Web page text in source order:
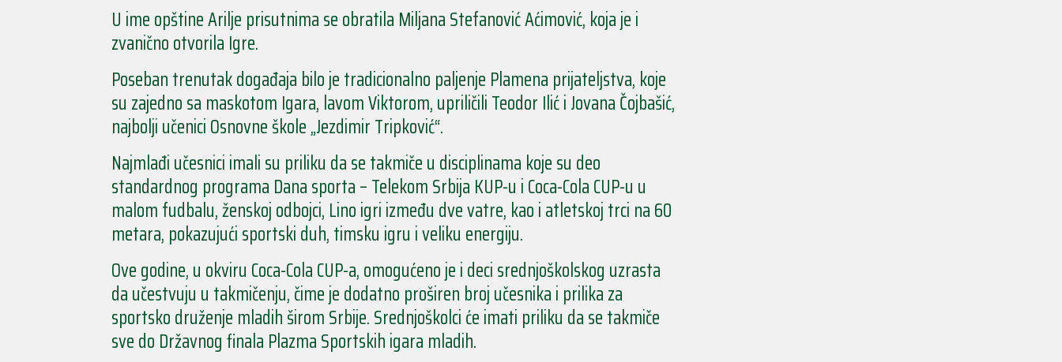
U ime opštine Arilje prisutnima se obratila Miljana Stefanović Aćimović, koja je i
zvanično otvorila Igre.
Poseban trenutak događaja bilo je tradicionalno paljenje Plamena prijateljstva, koje
su zajedno sa maskotom Igara, lavom Viktorom, upriličili Teodor Ilić i Jovana Čojbašić,
najbolji učenici Osnovne škole „Jezdimir Tripković“.
Najmlađi učesnici imali su priliku da se takmiče u disciplinama koje su deo
standardnog programa Dana sporta – Telekom Srbija KUP-u i Coca-Cola CUP-u u
malom fudbalu, ženskoj odbojci, Lino igri između dve vatre, kao i atletskoj trci na 60
metara, pokazujući sportski duh, timsku igru i veliku energiju.
Ove godine, u okviru Coca-Cola CUP-a, omogućeno je i deci srednjoškolskog uzrasta
da učestvuju u takmičenju, čime je dodatno proširen broj učesnika i prilika za
sportsko druženje mladih širom Srbije. Srednjoškolci će imati priliku da se takmiče
sve do Državnog finala Plazma Sportskih igara mladih.